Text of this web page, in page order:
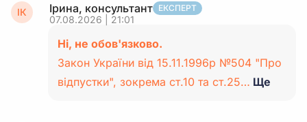
ІК Ірина, консультант ЕКСПЕРТ
07.08.2026 | 21:01
Ні, не обов'язково.
Закон України від 15.11.1996р №504 "Про
відпустки", зокрема ст.10 та ст.25… Ще